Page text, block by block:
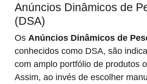
Anúncios Dinâmicos de
(DSA)
Os Anúncios Dinâmicos de
conhecidos como DSA, são
com amplo portfólio de produtos
Assim, ao invés de escolher